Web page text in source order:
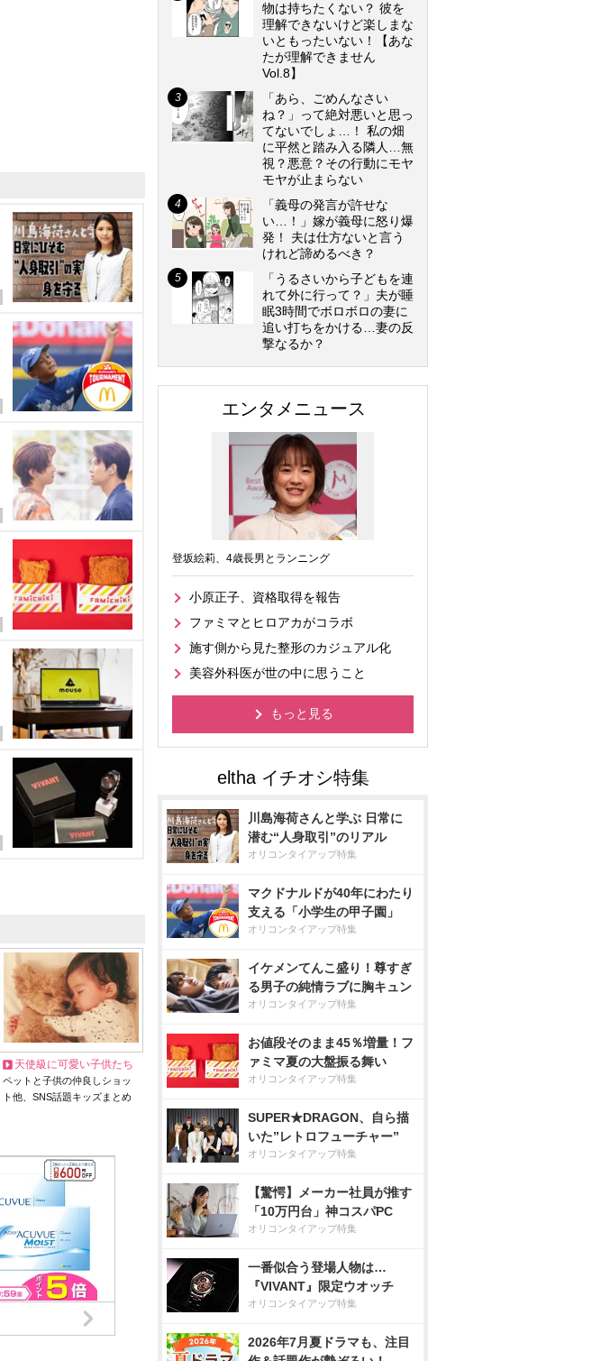
天使級に可愛い子供たち
ペットと子供の仲良しショッ
ト他、SNS話題キッズまとめ
物は持ちたくない？ 彼を
理解できないけど楽しまな
いともったいない！【あな
たが理解できません
Vol.8】
「あら、ごめんなさい
ね？」って絶対悪いと思っ
てないでしょ…！ 私の畑
に平然と踏み入る隣人…無
視？悪意？その行動にモヤ
モヤが止まらない
「義母の発言が許せな
い…！」嫁が義母に怒り爆
発！ 夫は仕方ないと言う
けれど諦めるべき？
「うるさいから子どもを連
れて外に行って？」夫が睡
眠3時間でボロボロの妻に
追い打ちをかける…妻の反
撃なるか？
エンタメニュース
登坂絵莉、4歳長男とランニング
小原正子、資格取得を報告
ファミマとヒロアカがコラボ
施す側から見た整形のカジュアル化
美容外科医が世の中に思うこと
もっと見る
川島海荷さんと学ぶ 日常に
潜む“人身取引”のリアル
オリコンタイアップ特集
マクドナルドが40年にわたり
支える「小学生の甲子園」
オリコンタイアップ特集
イケメンてんこ盛り！尊すぎ
る男子の純情ラブに胸キュン
オリコンタイアップ特集
お値段そのまま45％増量！フ
ァミマ夏の大盤振る舞い
オリコンタイアップ特集
SUPER★DRAGON、自ら描
いた”レトロフューチャー”
オリコンタイアップ特集
【驚愕】メーカー社員が推す
「10万円台」神コスパPC
オリコンタイアップ特集
一番似合う登場人物は…
『VIVANT』限定ウオッチ
オリコンタイアップ特集
2026年7月夏ドラマも、注目